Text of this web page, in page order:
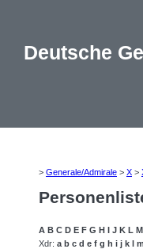
Deutsche
> Generale/Admirale > X >
A B C D E F G H I J K L M
Xdr: a b c d e f g h i j k l m